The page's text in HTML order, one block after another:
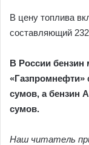
В цену топлива
составляющий
В России бензин
«Газпромнефти»
сумов, а бензин
сумов.
Наш читатель